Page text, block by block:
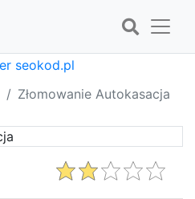
Złomowanie Autokasacja